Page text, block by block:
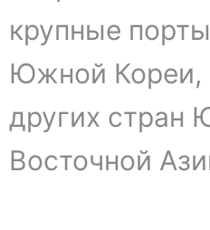
крупные
Южной Кореи,
других стран
Восточной